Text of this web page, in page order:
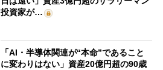
投資家が…
「AI・半導体関連が“本命”であること
に変わりはない」資産20億円超の90歳